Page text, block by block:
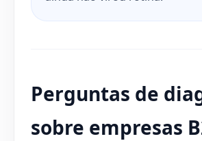
Perguntas de
sobre empresas